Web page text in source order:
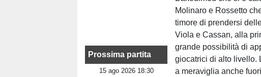
Prossima partita
15 ago 2026 18:30
Molinaro e Rossetto
timore di prendersi
Viola e Cassan, alla
grande possibilità di
giocatrici di alto livello.
a meraviglia anche